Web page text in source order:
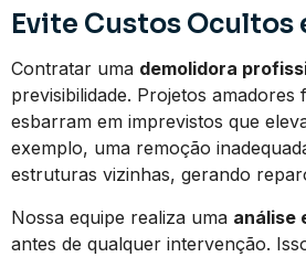
Evite Custos Ocultos
Contratar uma demolidora
previsibilidade. Projetos amadores
esbarram em imprevistos que
exemplo, uma remoção
estruturas vizinhas, gerando
Nossa equipe realiza uma análise
antes de qualquer intervenção.